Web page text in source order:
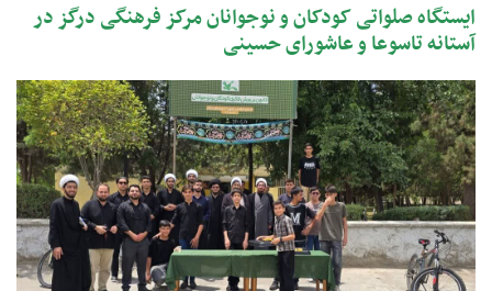
ایستگاه صلواتی کودکان و نوجوانان مرکز فرهنگی درگز در
آستانه تاسوعا و عاشورای حسینی